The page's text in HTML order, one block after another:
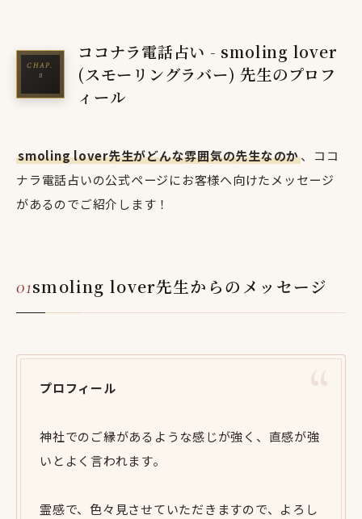
ココナラ電話占い - smoling lover
(スモーリングラバー) 先生のプロフ
ィール
smoling lover先生がどんな雰囲気の先生なのか、ココ
ナラ電話占いの公式ページにお客様へ向けたメッセージ
があるのでご紹介します！
smoling lover先生からのメッセージ
プロフィール
神社でのご縁があるような感じが強く、直感が強
いとよく言われます。
霊感で、色々見させていただきますので、よろし